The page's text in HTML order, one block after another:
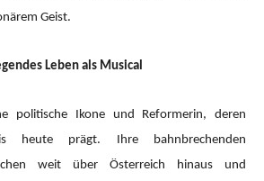
Geist.
Leben als Musical
politische Ikone und Reformerin, deren
heute prägt. Ihre bahnbrechenden
weit über Österreich hinaus und